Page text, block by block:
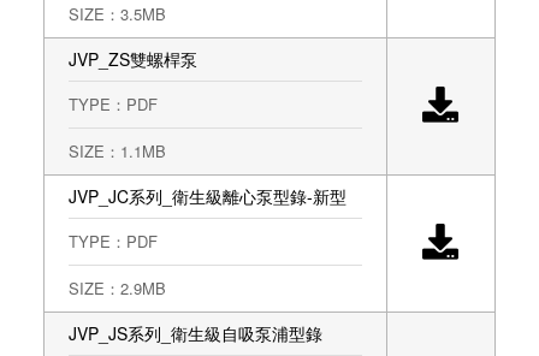
JVP_ KL衛生級轉子泵
JVP_ SPB衛生級吸粉剪切泵
JVP_PM衛生級 粉末 - 液體混料機
JVP_JH離心式水泵浦
JVP_JH不鏽鋼水泵浦
Fristam(德國)
Ampco(美國）
SIZE：3.5MB
JVP_ZS雙螺桿泵
TYPE：PDF
SIZE：1.1MB
JVP_JC系列_衛生級離心泵型錄-新型
TYPE：PDF
SIZE：2.9MB
JVP_JS系列_衛生級自吸泵浦型錄